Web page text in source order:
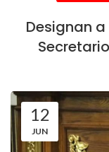
Designan
12
JUN